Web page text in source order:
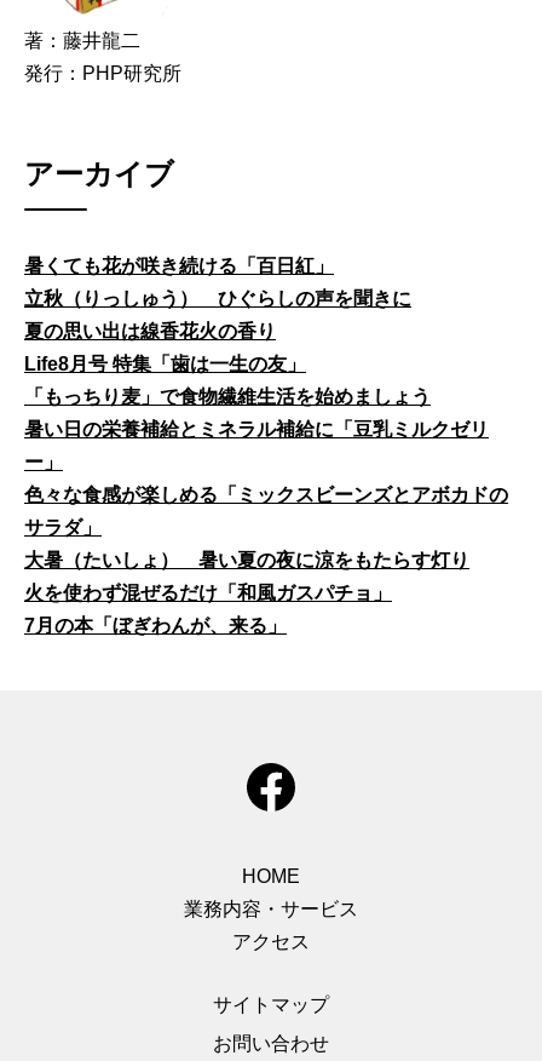
著：藤井龍二
発行：PHP研究所
アーカイブ
暑くても花が咲き続ける「百日紅」
立秋（りっしゅう） ひぐらしの声を聞きに
夏の思い出は線香花火の香り
Life8月号 特集「歯は一生の友」
「もっちり麦」で食物繊維生活を始めましょう
暑い日の栄養補給とミネラル補給に「豆乳ミルクゼリ
ー」
色々な食感が楽しめる「ミックスビーンズとアボカドの
サラダ」
大暑（たいしょ） 暑い夏の夜に涼をもたらす灯り
火を使わず混ぜるだけ「和風ガスパチョ」
7月の本「ぼぎわんが、来る」
HOME
業務内容・サービス
アクセス
サイトマップ
お問い合わせ